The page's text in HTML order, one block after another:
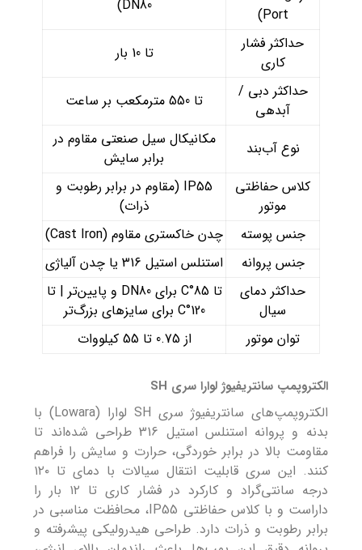
Port)
DN80)
حداکثر فشار
کاری
تا 10 بار
حداکثر دبی /
آبدهی
تا 550 مترمکعب بر ساعت
نوع آب‌بند
مکانیکال سیل صنعتی مقاوم در
برابر سایش
کلاس حفاظتی
موتور
IP55 (مقاوم در برابر رطوبت و
ذرات)
جنس پوسته
چدن خاکستری مقاوم (Cast Iron)
جنس پروانه
استنلس استیل 316 یا چدن آلیاژی
حداکثر دمای
سیال
تا 85°C برای DN80 و پایین‌تر | تا
120°C برای سایزهای بزرگ‌تر
توان موتور
از 0.75 تا 55 کیلووات
الکتروپمپ سانتریفیوژ لوارا سری SH
الکتروپمپ‌های سانتریفیوژ سری SH لوارا (Lowara) با
بدنه و پروانه استنلس استیل 316 طراحی شده‌اند تا
مقاومت بالا در برابر خوردگی، حرارت و سایش را فراهم
کنند. این سری قابلیت انتقال سیالات با دمای تا ۱۲۰
درجه سانتی‌گراد و کارکرد در فشار کاری تا ۱۲ بار را
داراست و با کلاس حفاظتی IP55، محافظت مناسبی در
برابر رطوبت و ذرات دارد. طراحی هیدرولیکی پیشرفته و